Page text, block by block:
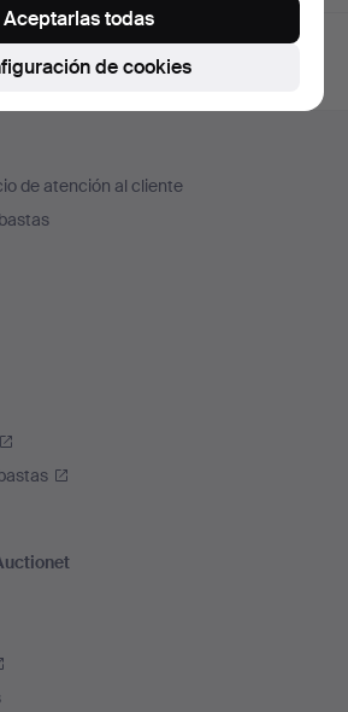
de atención al cliente
de cookies
Aceptarlas todas